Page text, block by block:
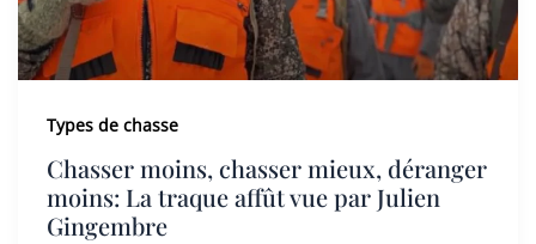
Types de chasse
Chasser moins, chasser mieux, déranger
moins: La traque affût vue par Julien
Gingembre